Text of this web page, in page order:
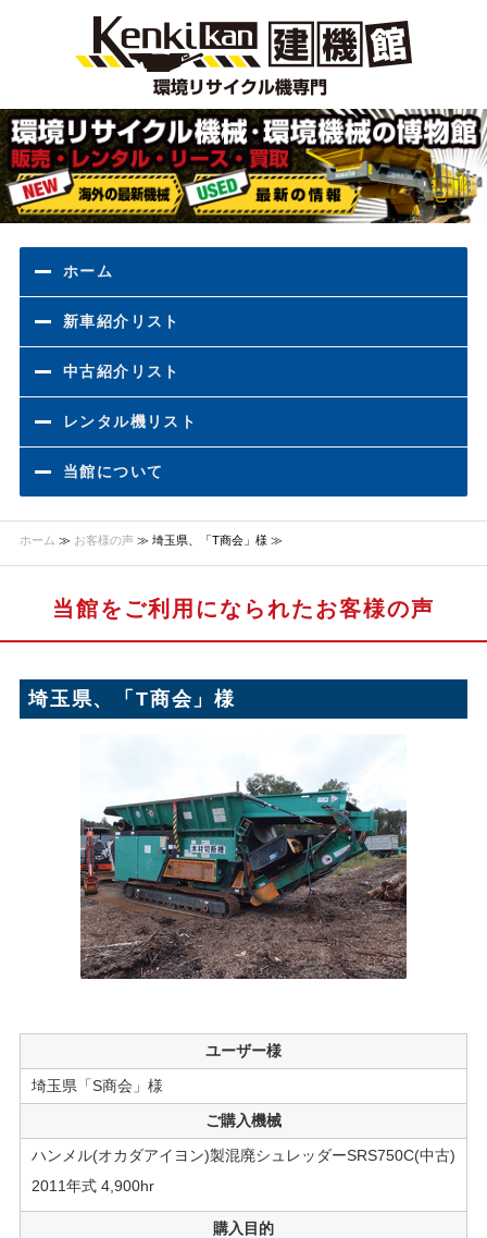
ホーム
新車紹介リスト
中古紹介リスト
レンタル機リスト
当館について
ホーム ≫ お客様の声≫ 埼玉県、「T商会」様 ≫
当館をご利用になられたお客様の声
埼玉県、「T商会」様
ユーザー様
埼玉県「S商会」様
ご購入機械
ハンメル(オカダアイヨン)製混廃シュレッダーSRS750C(中古)
2011年式 4,900hr
購入目的